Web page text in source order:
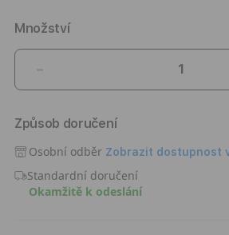
Množství
množství
Ultra
tenký
kryt
pro
Apple
Způsob doručení
Osobní odběr Zobrazit dostupnost
Standardní doručení
Okamžitě k odeslání